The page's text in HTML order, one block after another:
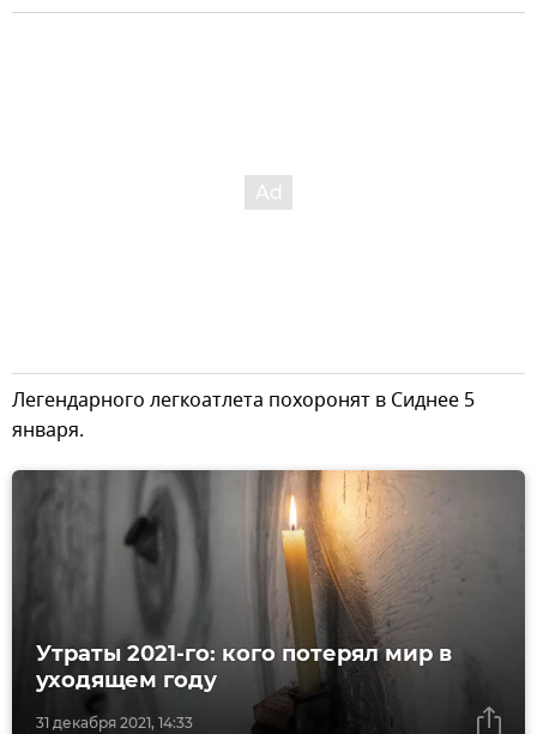
Легендарного легкоатлета похоронят в Сиднее 5
января.
31 декабря 2021, 14:33
Утраты 2021-го: кого потерял мир в
уходящем году